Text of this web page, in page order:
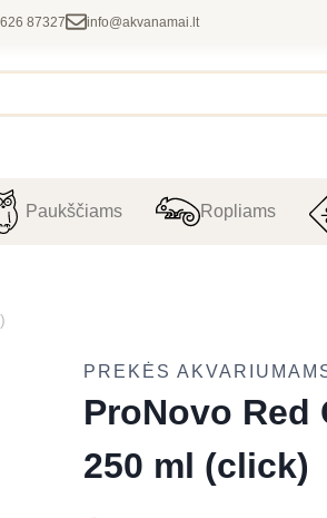
87327 info@akvanamai.lt
Paukščiams Ropliams
PREKĖS
ProNovo Red
250 ml (click)